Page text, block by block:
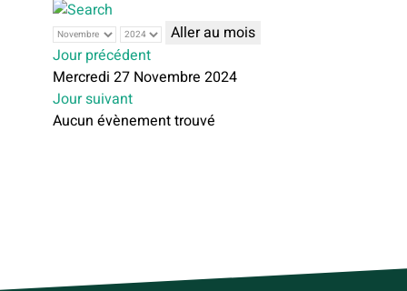
Aller au mois
Jour précédent
Mercredi 27 Novembre 2024
Jour suivant
Aucun évènement trouvé